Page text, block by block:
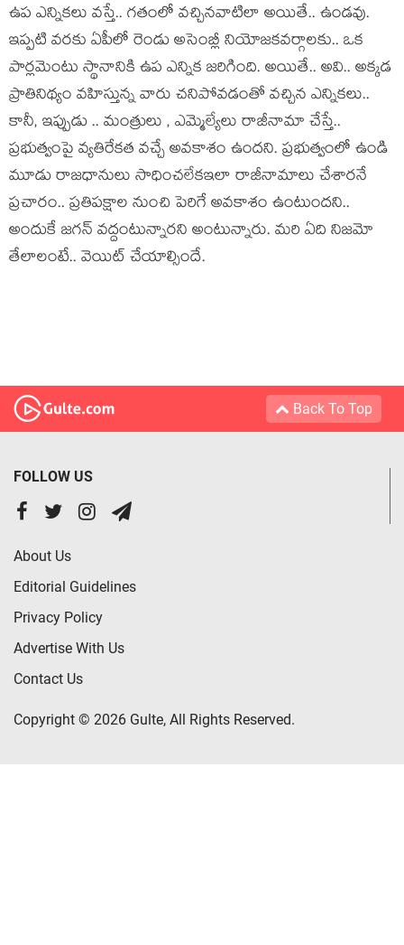
ఉప ఎన్నిక‌లు వ‌స్తే.. గ‌తంలో వ‌చ్చిన‌వాటిలా అయితే.. ఉండ‌వు.
ఇప్ప‌టి వ‌ర‌కు ఏపీలో రెండు అసెంబ్లీ నియోజ‌క‌వ‌ర్గాల‌కు.. ఒక
పార్ల‌మెంటు స్థానానికి ఉప ఎన్నిక జ‌రిగింది. అయితే.. అవి.. అక్క‌డ
ప్రాతినిథ్యం వ‌హిస్తున్న వారు చ‌నిపోవ‌డంతో వ‌చ్చిన ఎన్నిక‌లు..
కానీ, ఇప్పుడు .. మంత్రులు , ఎమ్మెల్యేలు రాజీనామా చేస్తే..
ప్ర‌భుత్వంపై వ్య‌తిరేక‌త వ‌చ్చే అవ‌కాశం ఉంద‌ని. ప్ర‌భుత్వంలో ఉండి
మూడు రాజ‌ధానులు సాధించ‌లేకఇలా రాజీనామాలు చేశార‌నే
ప్ర‌చారం.. ప్ర‌తిప‌క్షాల నుంచి పెరిగే అవ‌కాశం ఉంటుంద‌ని..
అందుకే జ‌గ‌న్ వ‌ద్దంటున్నార‌ని అంటున్నారు. మ‌రి ఏది నిజ‌మో
తేలాలంటే.. వెయిట్ చేయాల్సిందే.
Back To Top
FOLLOW US
About Us
Editorial Guidelines
Privacy Policy
Advertise With Us
Contact Us
Copyright © 2026 Gulte, All Rights Reserved.